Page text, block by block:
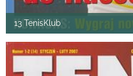
13 TenisKlub